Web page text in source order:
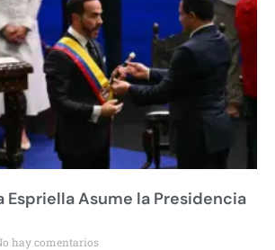
Espriella Asume la Presidencia
hay comentarios